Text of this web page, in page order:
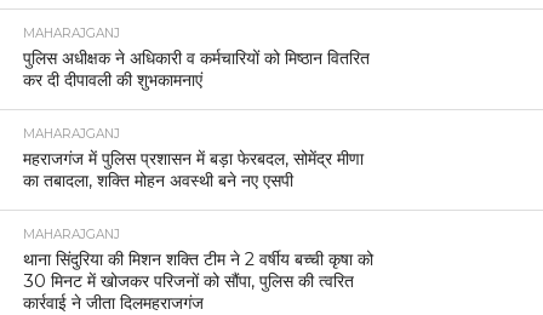
MAHARAJGANJ
पुलिस अधीक्षक ने अधिकारी व कर्मचारियों को मिष्ठान वितरित
कर दी दीपावली की शुभकामनाएं
MAHARAJGANJ
महराजगंज में पुलिस प्रशासन में बड़ा फेरबदल, सोमेंद्र मीणा
का तबादला, शक्ति मोहन अवस्थी बने नए एसपी
MAHARAJGANJ
थाना सिंदुरिया की मिशन शक्ति टीम ने 2 वर्षीय बच्ची कृषा को
30 मिनट में खोजकर परिजनों को सौंपा, पुलिस की त्वरित
कार्रवाई ने जीता दिलमहराजगंज